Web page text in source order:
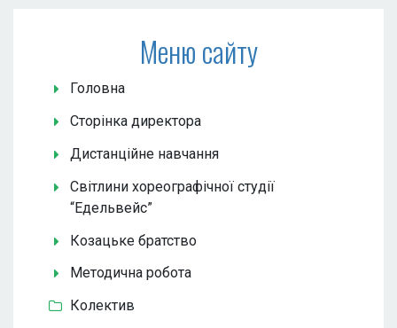
Меню сайту
Головна
Сторінка директора
Дистанційне навчання
Світлини хореографічної студії
“Едельвейс”
Козацьке братство
Методична робота
Колектив